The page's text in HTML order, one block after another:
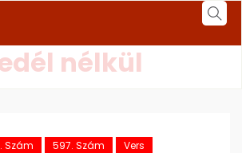
nélkül
Szám 597. Szám Vers